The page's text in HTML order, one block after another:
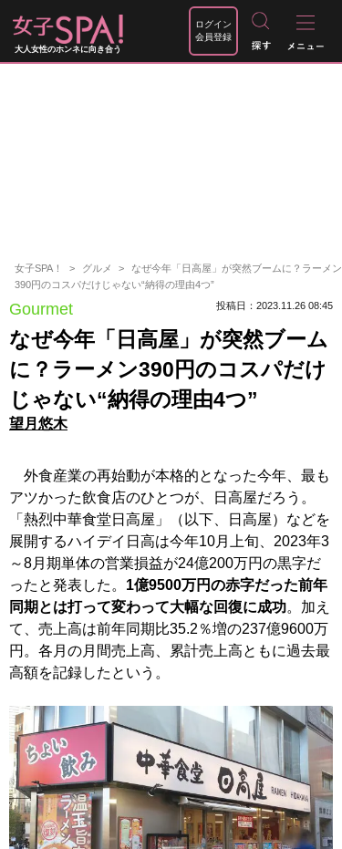
大人女性のホンネに向き合う
ログイン
会員登録
女子SPA！ グルメ
なぜ今年「日高屋」が突然ブームに？ラーメン
390円のコスパだけじゃない“納得の理由4つ”
Gourmet 投稿日：2023.11.26 08:45
なぜ今年「日高屋」が突然ブーム
に？ラーメン390円のコスパだけ
じゃない“納得の理由4つ”
望月悠木
外食産業の再始動が本格的となった今年、最も
アツかった飲食店のひとつが、日高屋だろう。
「熱烈中華食堂日高屋」（以下、日高屋）などを
展開するハイデイ日高は今年10月上旬、2023年3
～8月期単体の営業損益が24億200万円の黒字だ
ったと発表した。 1億9500万円の赤字だった前年
同期とは打って変わって大幅な回復に成功。加え
て、売上高は前年同期比35.2％増の237億9600万
円。各月の月間売上高、累計売上高ともに過去最
高額を記録したという。